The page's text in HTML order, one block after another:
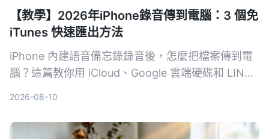
【教學】2026年iPhone錄音傳到電腦：3 個免
iTunes 快速匯出方法
iPhone 內建語音備忘錄錄音後，怎麼把檔案傳到電
腦？這篇教你用 iCloud、Google 雲端硬碟和 LINE
2026-08-10